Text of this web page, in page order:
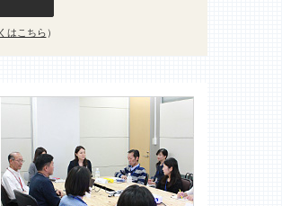
はこちら ）